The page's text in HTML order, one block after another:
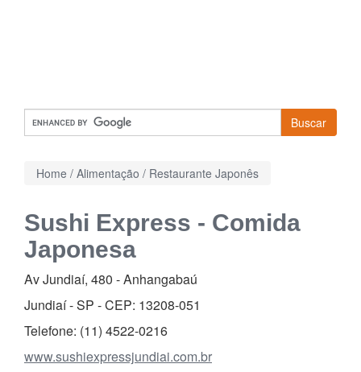
Buscar
Home / Alimentação / Restaurante Japonês
Sushi Express - Comida
Japonesa
Av Jundiaí, 480 -Anhangabaú
Jundiaí - SP - CEP: 13208-051
Telefone: (11) 4522-0216
www.sushiexpressjundiai.com.br